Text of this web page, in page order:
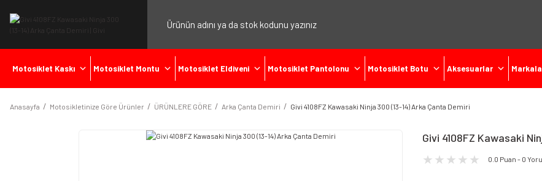
Motosiklet Kaskı Motosiklet Montu Motosiklet Eldiveni Motosiklet Pantolonu Motosiklet Botu Aksesuarlar
Anasayfa Motosikletinize Göre Ürünler ÜRÜNLERE GÖRE Arka Çanta Demiri Givi 4108FZ Kawasaki Ninja 300 (13-14) Arka Çanta Demiri
Givi 4108FZ Kawasaki
0.0 Puan - 0